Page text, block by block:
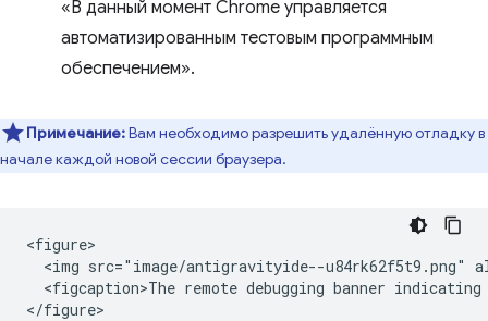
«В данный момент Chrome управляется
автоматизированным тестовым программным
обеспечением».
Примечание:Вам необходимо разрешить удалённую отладку в
начале каждой новой сессии браузера.
<figure>
<img src="image/antigravityide--u84rk62f5t9.png"
<figcaption>The remote debugging banner